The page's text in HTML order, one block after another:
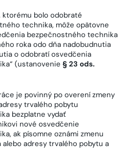
ktorému bolo odobraté
technika, môže opätovne
bezpečnostného technika
roka odo dňa nadobudnutia
o odobratí osvedčenia
(ustanovenie § 23 ods.
je povinný po overení zmeny
trvalého pobytu
bezplatne vydať
nové osvedčenie
ak písomne oznámi zmenu
adresy trvalého pobytu a